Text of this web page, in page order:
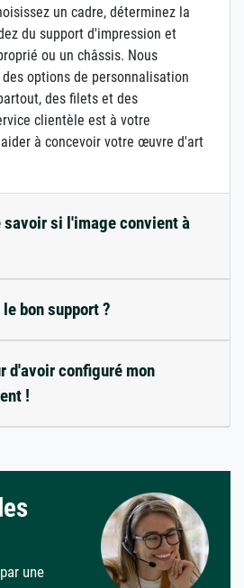
un cadre, déterminez la
du support d'impression et
ou un châssis. Nous
options de personnalisation
des filets et des
clientèle est à votre
à concevoir votre œuvre d'art
si l'image convient à
bon support ?
d'avoir configuré mon
!
une